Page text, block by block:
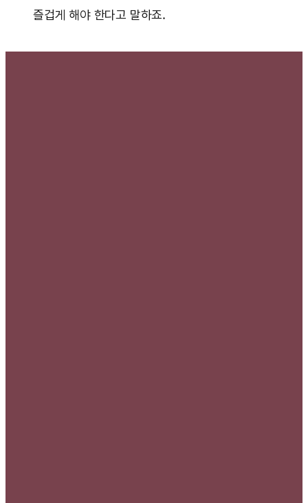
즐겁게 해야 한다고 말하죠.